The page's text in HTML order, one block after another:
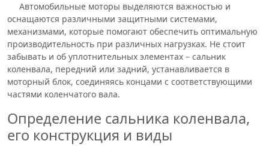
Автомобильные моторы выделяются важностью и
оснащаются различными защитными системами,
механизмами, которые помогают обеспечить оптимальную
производительность при различных нагрузках. Не стоит
забывать и об уплотнительных элементах – сальник
коленвала, передний или задний, устанавливается в
моторный блок, соединяясь концами с соответствующими
частями коленчатого вала.
Определение сальника коленвала,
его конструкция и виды